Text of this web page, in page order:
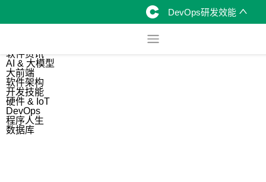
DevOps研发效能
软件资讯
AI & 大模型
大前端
软件架构
开发技能
硬件 & IoT
DevOps
程序人生
数据库